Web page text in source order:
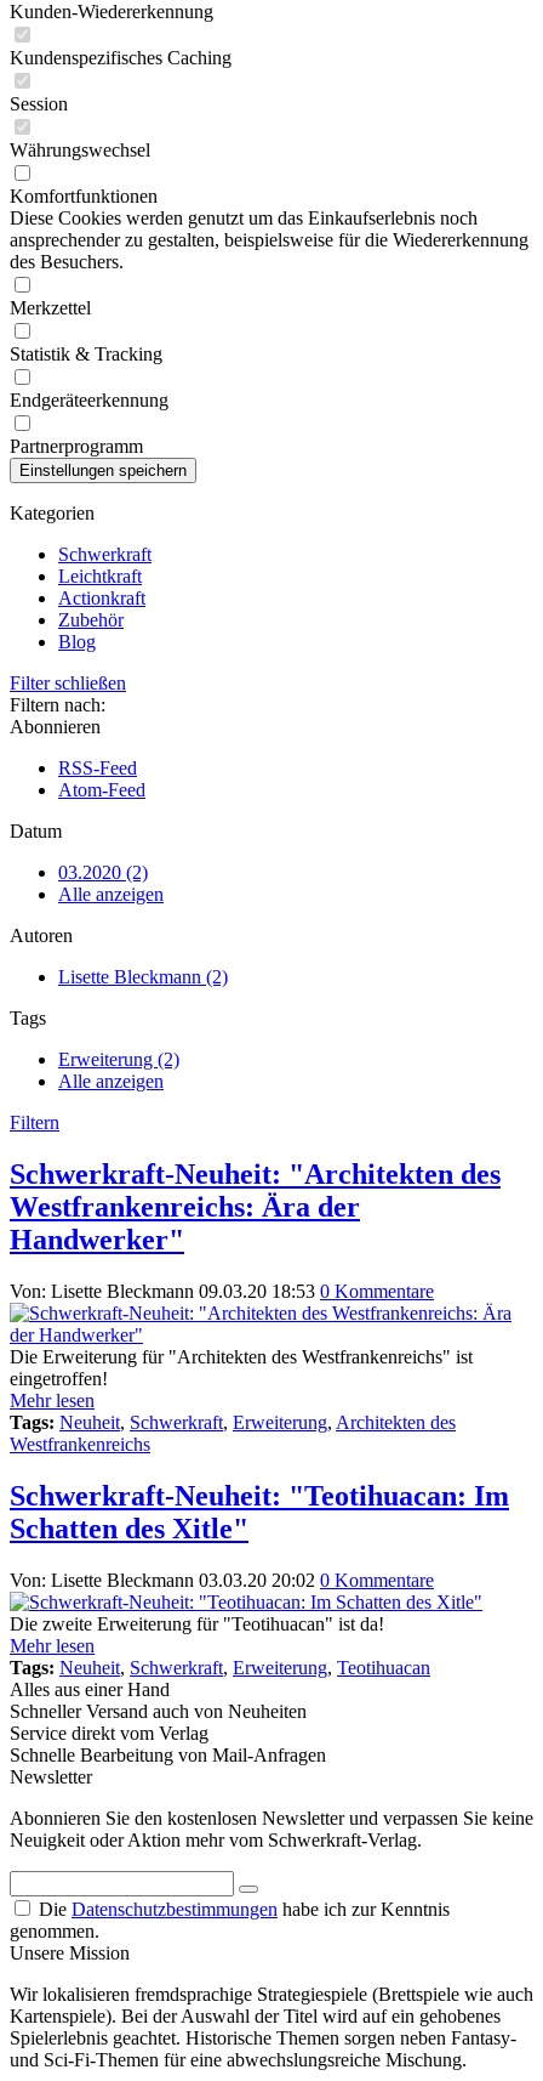
Kunden-Wiedererkennung
Kundenspezifisches Caching
Session
Währungswechsel
Komfortfunktionen
Diese Cookies werden genutzt um das Einkaufserlebnis noch
ansprechender zu gestalten, beispielsweise für die Wiedererkennung
des Besuchers.
Merkzettel
Statistik & Tracking
Endgeräteerkennung
Partnerprogramm
Kategorien
Schwerkraft
Leichtkraft
Actionkraft
Zubehör
Blog
Filter schließen
Filtern nach:
Abonnieren
RSS-Feed
Atom-Feed
Datum
03.2020 (2)
Alle anzeigen
Autoren
Lisette Bleckmann (2)
Tags
Erweiterung (2)
Alle anzeigen
Filtern
Schwerkraft-Neuheit: "Architekten des
Westfrankenreichs: Ära der
Handwerker"
Von: Lisette Bleckmann 09.03.20 18:53 0 Kommentare
Die Erweiterung für "Architekten des Westfrankenreichs" ist
eingetroffen!
Mehr lesen
Tags: Neuheit, Schwerkraft, Erweiterung, Architekten des
Westfrankenreichs
Schwerkraft-Neuheit: "Teotihuacan: Im
Schatten des Xitle"
Von: Lisette Bleckmann 03.03.20 20:02 0 Kommentare
Die zweite Erweiterung für "Teotihuacan" ist da!
Mehr lesen
Tags: Neuheit, Schwerkraft, Erweiterung, Teotihuacan
Alles aus einer Hand
Schneller Versand auch von Neuheiten
Service direkt vom Verlag
Schnelle Bearbeitung von Mail-Anfragen
Newsletter
Abonnieren Sie den kostenlosen Newsletter und verpassen Sie keine
Neuigkeit oder Aktion mehr vom Schwerkraft-Verlag.
Die Datenschutzbestimmungen habe ich zur Kenntnis
genommen.
Unsere Mission
Wir lokalisieren fremdsprachige Strategiespiele (Brettspiele wie auch
Kartenspiele). Bei der Auswahl der Titel wird auf ein gehobenes
Spielerlebnis geachtet. Historische Themen sorgen neben Fantasy-
und Sci-Fi-Themen für eine abwechslungsreiche Mischung.